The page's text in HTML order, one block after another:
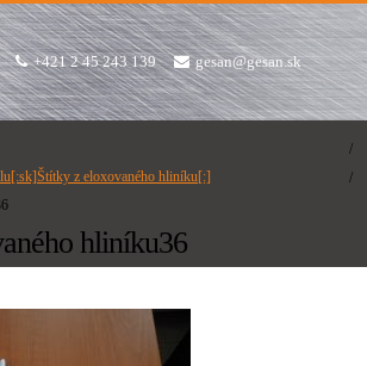
+421 2 45 243 139 gesan@gesan.sk
z eloxovaného hliníku[:]
hliníku36